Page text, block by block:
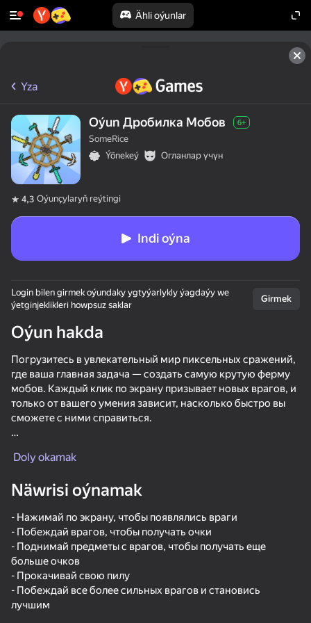
Ähli oýunlar
Bu oýun diňe peýza
ugry goldaýar
74
56
55
Yza
Oýun Дробилка Мобов 6+
SomeRice
Ýönekeý
Огланлар үчүн
4,3 Oýunçylaryň reýtingi
Indi oýna
Login bilen girmek oýundaky ygtyýarlykly ýagdaýy we
ýetginjeklikleri howpsuz saklar
Girmek
Oýun hakda
Погрузитесь в увлекательный мир пиксельных сражений,
где ваша главная задача — создать самую крутую ферму
мобов. Каждый клик по экрану призывает новых врагов, и
только от вашего умения зависит, насколько быстро вы
сможете с ними справиться.
разнообразное оружие и инструменты, чтобы ускорить
совершенствуйте своё мастерство, зарабатывая очки и
Добейтесь признания в таблице лидеров и станьте
настоящей легендой пиксельного мира!
Doly okamak
Näwrisi oýnamak
- Нажимай по экрану, чтобы появлялись враги
- Побеждай врагов, чтобы получать очки
- Поднимай предметы с врагов, чтобы получать еще
больше очков
- Прокачивай свою пилу
- Побеждай все более сильных врагов и становись
лучшим